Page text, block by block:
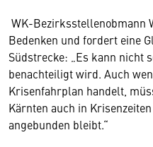
WK-Bezirksstellenobmann
Bedenken und fordert eine
Südstrecke: „Es kann nicht
benachteiligt wird. Auch
Krisenfahrplan handelt,
Kärnten auch in
angebunden bleibt.“